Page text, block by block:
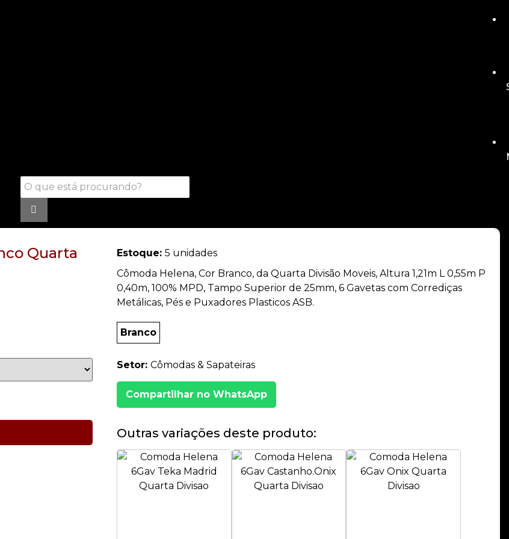
Quarta
Estoque: 5 unidades
Cômoda Helena, Cor Branco, da Quarta Divisão Moveis, Altura 1,21m L 0,55m P
0,40m, 100% MPD, Tampo Superior de 25mm, 6 Gavetas com Corrediças
Metálicas, Pés e Puxadores Plasticos ASB.
Branco
Setor: Cômodas & Sapateiras
Compartilhar no WhatsApp
Outras variações deste produto: